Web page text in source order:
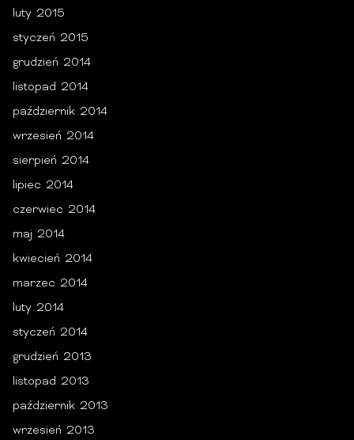
luty 2015
styczeń 2015
grudzień 2014
listopad 2014
październik 2014
wrzesień 2014
sierpień 2014
lipiec 2014
czerwiec 2014
maj 2014
kwiecień 2014
marzec 2014
luty 2014
styczeń 2014
grudzień 2013
listopad 2013
październik 2013
wrzesień 2013